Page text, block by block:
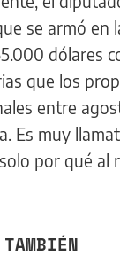
se armó en
dólares
que los
entre
Es muy
por qué al